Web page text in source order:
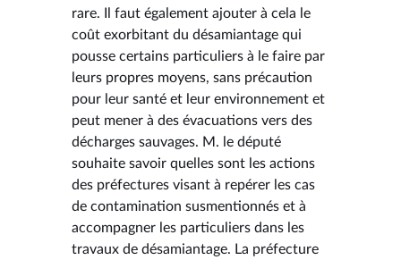
rare. Il faut également ajouter à cela le
coût exorbitant du désamiantage qui
pousse certains particuliers à le faire par
leurs propres moyens, sans précaution
pour leur santé et leur environnement et
peut mener à des évacuations vers des
décharges sauvages. M. le député
souhaite savoir quelles sont les actions
des préfectures visant à repérer les cas
de contamination susmentionnés et à
accompagner les particuliers dans les
travaux de désamiantage. La préfecture